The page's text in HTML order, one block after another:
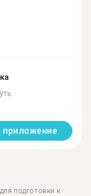
приложение
подготовки к